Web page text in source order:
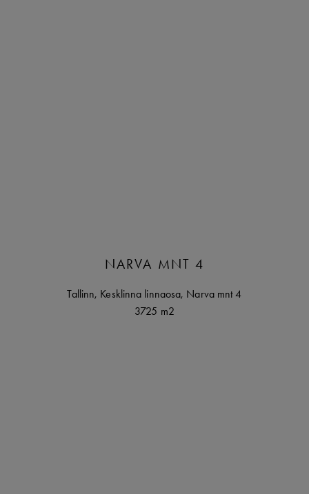
NARVA MNT 4
Tallinn, Kesklinna linnaosa, Narva mnt4
3725 m2